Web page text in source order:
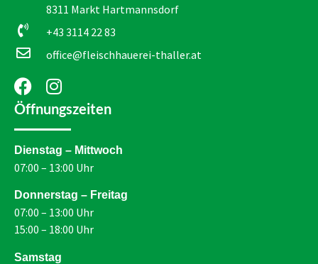
8311 Markt Hartmannsdorf
+43 3114 22 83
office@fleischhauerei-thaller.at
Öffnungszeiten
Dienstag – Mittwoch
07:00 – 13:00 Uhr
Donnerstag – Freitag
07:00 – 13:00 Uhr
15:00 – 18:00 Uhr
Samstag